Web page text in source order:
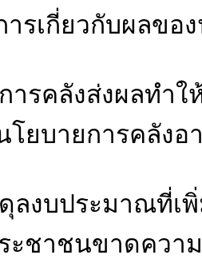
ารเกี่ยวกับผลขอ
ารคลังส่งผลทำ
ยบายการคลังอ
ลงบประมาณที่เ
ะชาชนขาดควา